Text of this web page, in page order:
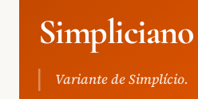
Simpliciano
Variante de Simplício.